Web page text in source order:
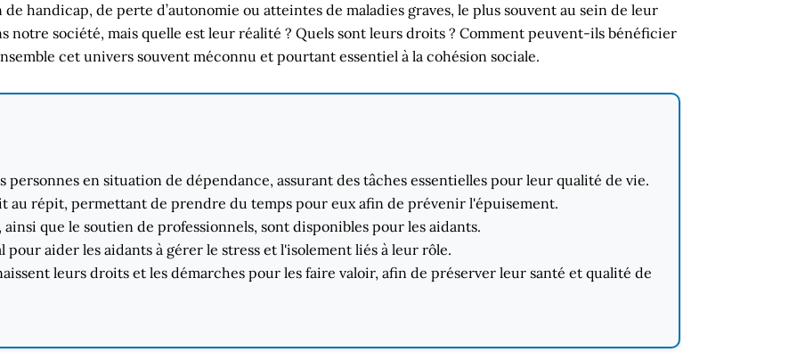
handicap, de perte d’autonomie ou atteintes de maladies graves, le plus souvent au sein de leur
notre société, mais quelle est leur réalité ? Quels sont leurs droits ? Comment peuvent-ils bénéficier
cet univers souvent méconnu et pourtant essentiel à la cohésion sociale.
personnes en situation de dépendance, assurant des tâches essentielles pour leur qualité de vie.
au répit, permettant de prendre du temps pour eux afin de prévenir l'épuisement.
que le soutien de professionnels, sont disponibles pour les aidants.
aider les aidants à gérer le stress et l'isolement liés à leur rôle.
leurs droits et les démarches pour les faire valoir, afin de préserver leur santé et qualité de